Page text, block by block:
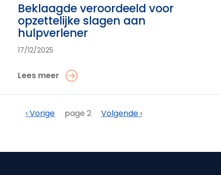
Beklaagde veroordeeld voor
opzettelijke slagen aan
hulpverlener
17/12/2025
Lees meer
Paginering
Vorige
‹ Vorige page 2 Volgende
Volgende ›